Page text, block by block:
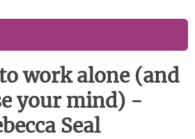
work alone (and
your mind) -
Seal